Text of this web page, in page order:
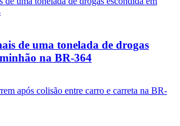
de uma tonelada de drogas
na BR-364